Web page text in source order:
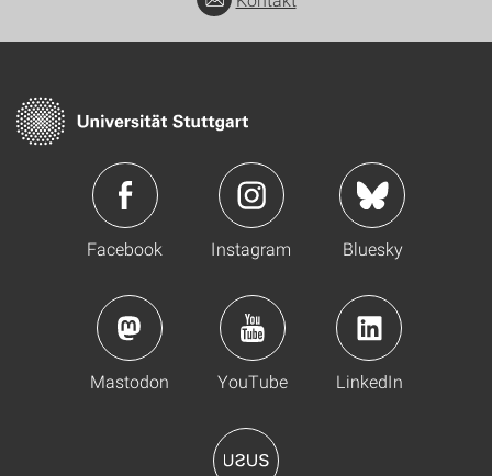
Facebook Instagram Bluesky
Mastodon YouTube LinkedIn